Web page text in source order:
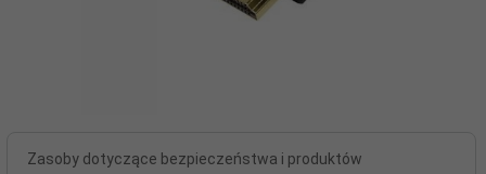
Zasoby dotyczące bezpieczeństwa i produktów